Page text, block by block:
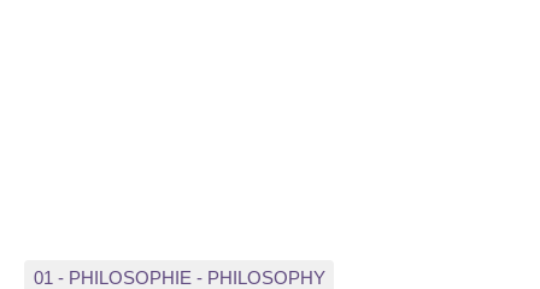
01 - PHILOSOPHIE - PHILOSOPHY